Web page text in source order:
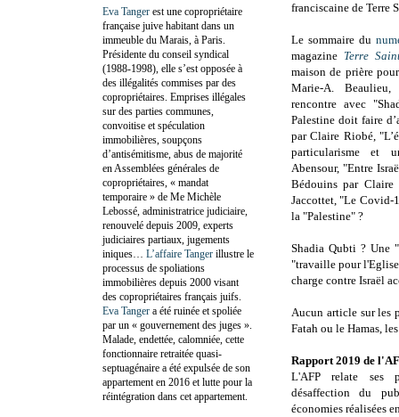
franciscaine de Terre
Le sommaire du
magazine Terre
maison de prière
Marie-A.
rencontre avec
Palestine doit faire
par Claire Riobé,
particularisme et
Abensour, "Entre
Bédouins par
Jaccottet, "Le Covid-
la "Palestine" ?
Shadia Qubti ? Une
"travaille pour
charge contre Israël
Aucun article sur les
Fatah ou le Hamas,
Rapport 2019 de
L'AFP relate ses
désaffection du
économies réalisées
Eva Tanger est une copropriétaire
française juive habitant dans un
immeuble du Marais, à Paris.
Présidente du conseil syndical
(1988-1998), elle s’est opposée à
des illégalités commises par des
copropriétaires. Emprises illégales
sur des parties communes,
convoitise et spéculation
immobilières, soupçons
d’antisémitisme, abus de majorité
en Assemblées générales de
copropriétaires, « mandat
temporaire » de Me Michèle
Lebossé, administratrice judiciaire,
renouvelé depuis 2009, experts
judiciaires partiaux, jugements
iniques… L’affaire Tanger illustre le
processus de spoliations
immobilières depuis 2000 visant
des copropriétaires français juifs.
Eva Tanger a été ruinée et spoliée
par un « gouvernement des juges ».
Malade, endettée, calomniée, cette
fonctionnaire retraitée quasi-
septuagénaire a été expulsée de son
appartement en 2016 et lutte pour la
réintégration dans cet appartement.